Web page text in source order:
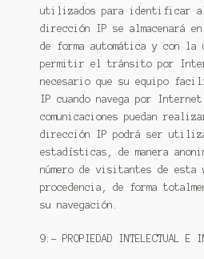
utilizados para identificar
dirección IP se almacenará
de forma automática y con
permitir el tránsito por
necesario que su equipo
IP cuando navega por
comunicaciones puedan
dirección IP podrá ser
estadísticas, de manera
número de visitantes de esta
procedencia, de forma
su navegación.
9.- PROPIEDAD INTELECTUAL E